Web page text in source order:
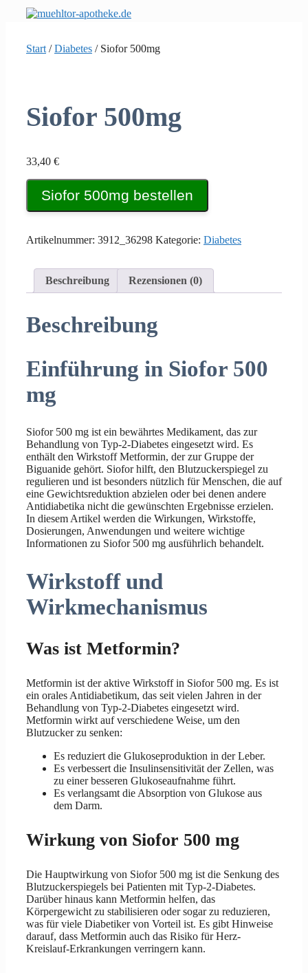
Start /Diabetes / Siofor 500mg
Siofor 500mg
33,40 €
Siofor 500mg bestellen
Artikelnummer: 3912_36298 Kategorie: Diabetes
Beschreibung Rezensionen (0)
Beschreibung
Einführung in Siofor 500
mg
Siofor 500 mg ist ein bewährtes Medikament, das zur
Behandlung von Typ-2-Diabetes eingesetzt wird. Es
enthält den Wirkstoff Metformin, der zur Gruppe der
Biguanide gehört. Siofor hilft, den Blutzuckerspiegel zu
regulieren und ist besonders nützlich für Menschen, die auf
eine Gewichtsreduktion abzielen oder bei denen andere
Antidiabetika nicht die gewünschten Ergebnisse erzielen.
In diesem Artikel werden die Wirkungen, Wirkstoffe,
Dosierungen, Anwendungen und weitere wichtige
Informationen zu Siofor 500 mg ausführlich behandelt.
Wirkstoff und
Wirkmechanismus
Was ist Metformin?
Metformin ist der aktive Wirkstoff in Siofor 500 mg. Es ist
ein orales Antidiabetikum, das seit vielen Jahren in der
Behandlung von Typ-2-Diabetes eingesetzt wird.
Metformin wirkt auf verschiedene Weise, um den
Blutzucker zu senken:
Es reduziert die Glukoseproduktion in der Leber.
Es verbessert die Insulinsensitivität der Zellen, was
zu einer besseren Glukoseaufnahme führt.
Es verlangsamt die Absorption von Glukose aus
dem Darm.
Wirkung von Siofor 500 mg
Die Hauptwirkung von Siofor 500 mg ist die Senkung des
Blutzuckerspiegels bei Patienten mit Typ-2-Diabetes.
Darüber hinaus kann Metformin helfen, das
Körpergewicht zu stabilisieren oder sogar zu reduzieren,
was für viele Diabetiker von Vorteil ist. Es gibt Hinweise
darauf, dass Metformin auch das Risiko für Herz-
Kreislauf-Erkrankungen verringern kann.